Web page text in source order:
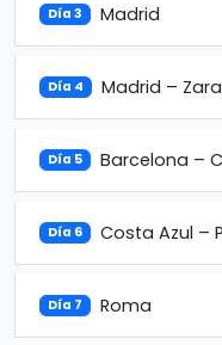
Día 3 Madrid
Día 4 Madrid –
Día 5 Barcelona –
Día 6 Costa Azul –
Día 7 Roma